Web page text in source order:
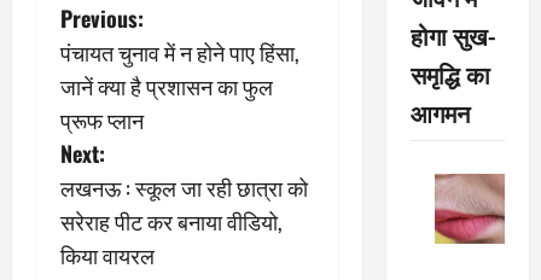
P
o
s
t
n
Previous:
पंचायत चुनाव में न होने पाए हिंसा,
जानें क्या है प्रशासन का फुल
प्रूफ प्‍लान
Next:
लखनऊ : स्कूल जा रही छात्रा को
सरेराह पीट कर बनाया वीडियो,
किया वायरल
होगा सुख-
समृद्धि का
आगमन